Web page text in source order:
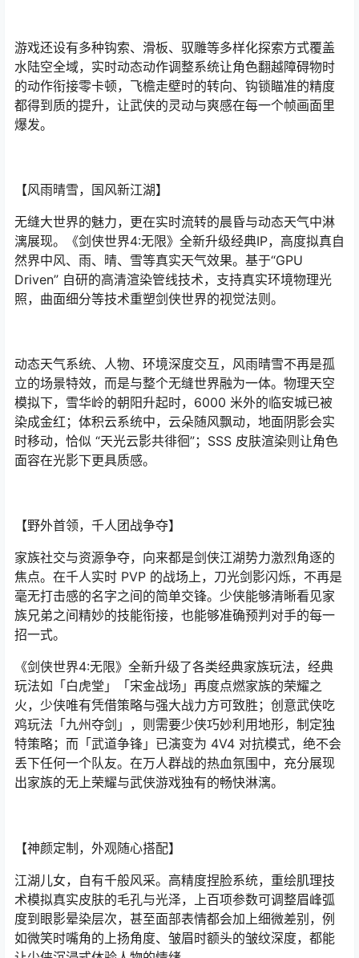
游戏还设有多种钩索、滑板、驭雕等多样化探索方式覆盖
水陆空全域，实时动态动作调整系统让角色翻越障碍物时
的动作衔接零卡顿，飞檐走壁时的转向、钩锁瞄准的精度
都得到质的提升，让武侠的灵动与爽感在每一个帧画面里
爆发。
【风雨晴雪，国风新江湖】
无缝大世界的魅力，更在实时流转的晨昏与动态天气中淋
漓展现。《剑侠世界4:无限》全新升级经典IP，高度拟真自
然界中风、雨、晴、雪等真实天气效果。基于“GPU
Driven” 自研的高清渲染管线技术，支持真实环境物理光
照，曲面细分等技术重塑剑侠世界的视觉法则。
动态天气系统、人物、环境深度交互，风雨晴雪不再是孤
立的场景特效，而是与整个无缝世界融为一体。物理天空
模拟下，雪华岭的朝阳升起时，6000 米外的临安城已被
染成金红；体积云系统中，云朵随风飘动，地面阴影会实
时移动，恰似 “天光云影共徘徊”；SSS 皮肤渲染则让角色
面容在光影下更具质感。
【野外首领，千人团战争夺】
家族社交与资源争夺，向来都是剑侠江湖势力激烈角逐的
焦点。在千人实时 PVP 的战场上，刀光剑影闪烁，不再是
毫无打击感的名字之间的简单交锋。少侠能够清晰看见家
族兄弟之间精妙的技能衔接，也能够准确预判对手的每一
招一式。
《剑侠世界4:无限》全新升级了各类经典家族玩法，经典
玩法如「白虎堂」「宋金战场」再度点燃家族的荣耀之
火，少侠唯有凭借策略与强大战力方可致胜；创意武侠吃
鸡玩法「九州夺剑」，则需要少侠巧妙利用地形，制定独
特策略；而「武道争锋」已演变为 4V4 对抗模式，绝不会
丢下任何一个队友。在万人群战的热血氛围中，充分展现
出家族的无上荣耀与武侠游戏独有的畅快淋漓。
【神颜定制，外观随心搭配】
江湖儿女，自有千般风采。高精度捏脸系统，重绘肌理技
术模拟真实皮肤的毛孔与光泽，上百项参数可调整眉峰弧
度到眼影晕染层次，甚至面部表情都会加上细微差别，例
如微笑时嘴角的上扬角度、皱眉时额头的皱纹深度，都能